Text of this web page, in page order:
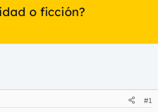
o ficción?
#1